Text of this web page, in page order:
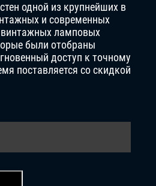
одной из крупнейших в
и современных
ламповых
были отобраны
доступ к точному
поставляется со скидкой